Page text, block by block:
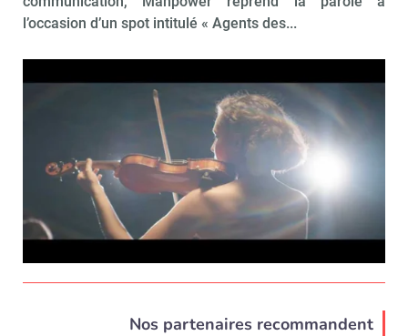
l’occasion d’un spot intitulé « Agents des...
Nos partenaires recommandent